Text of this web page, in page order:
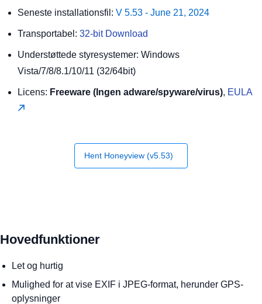
Seneste installationsfil: V 5.53 - June 21, 2024
Transportabel: 32-bit Download
Understøttede styresystemer: Windows
Vista/7/8/8.1/10/11 (32/64bit)
Licens: Freeware (Ingen adware/spyware/virus), EULA
Hent Honeyview (v5.53)
Hovedfunktioner
Let og hurtig
Mulighed for at vise EXIF i JPEG-format, herunder GPS-
oplysninger